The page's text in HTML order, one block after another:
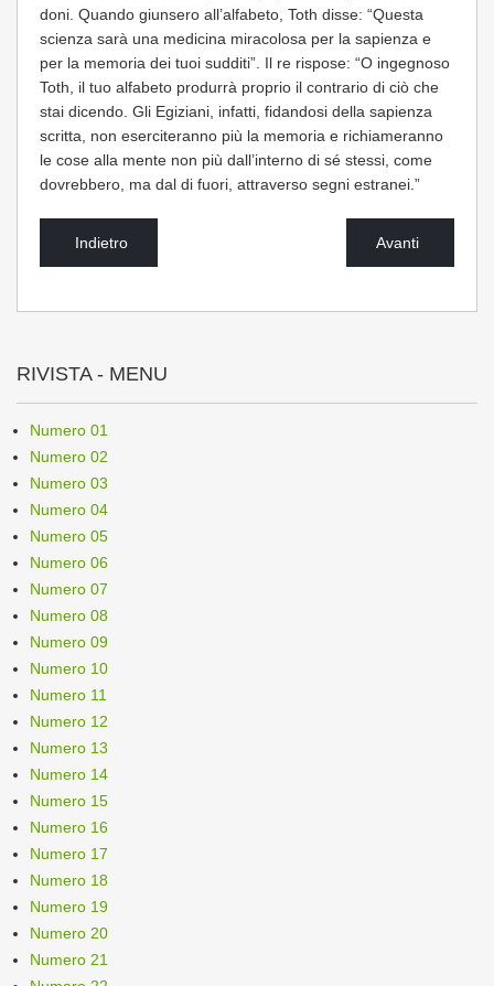
doni. Quando giunsero all’alfabeto, Toth disse: “Questa
scienza sarà una medicina miracolosa per la sapienza e
per la memoria dei tuoi sudditi”. Il re rispose: “O ingegnoso
Toth, il tuo alfabeto produrrà proprio il contrario di ciò che
stai dicendo. Gli Egiziani, infatti, fidandosi della sapienza
scritta, non eserciteranno più la memoria e richiameranno
le cose alla mente non più dall’interno di sé stessi, come
dovrebbero, ma dal di fuori, attraverso segni estranei.”
Indietro Avanti
RIVISTA - MENU
Numero 01
Numero 02
Numero 03
Numero 04
Numero 05
Numero 06
Numero 07
Numero 08
Numero 09
Numero 10
Numero 11
Numero 12
Numero 13
Numero 14
Numero 15
Numero 16
Numero 17
Numero 18
Numero 19
Numero 20
Numero 21